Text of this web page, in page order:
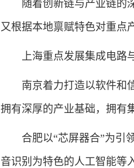
随着创新链与产业链的深
又根据本地禀赋特色对重点
上海重点发展集成电路与
南京着力打造以软件和信
拥有深厚的产业基础，拥有
合肥以“芯屏器合”为引领
音识别为特色的人工智能等